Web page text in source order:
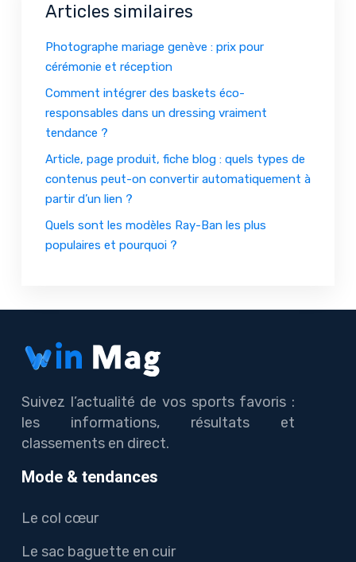
Articles similaires
Photographe mariage genève : prix pour
cérémonie et réception
Comment intégrer des baskets éco-
responsables dans un dressing vraiment
tendance ?
Article, page produit, fiche blog : quels types de
contenus peut-on convertir automatiquement à
partir d’un lien ?
Quels sont les modèles Ray-Ban les plus
populaires et pourquoi ?
Suivez l’actualité de vos sports favoris :
les informations, résultats et
classements en direct.
Mode & tendances
Le col cœur
Le sac baguette en cuir